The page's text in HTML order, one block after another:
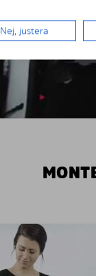
Nej, justera